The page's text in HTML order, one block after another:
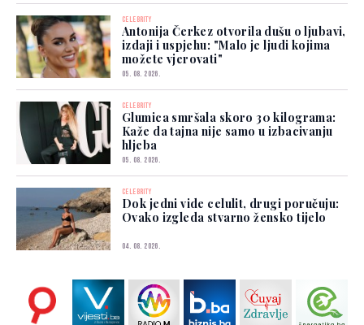
CELEBRITY
Antonija Čerkez otvorila dušu o ljubavi,
izdaji i uspjehu: "Malo je ljudi kojima
možete vjerovati"
05. 08. 2026.
CELEBRITY
Glumica smršala skoro 30 kilograma:
Kaže da tajna nije samo u izbacivanju
hljeba
05. 08. 2026.
CELEBRITY
Dok jedni vide celulit, drugi poručuju:
Ovako izgleda stvarno žensko tijelo
04. 08. 2026.